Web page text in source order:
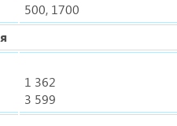
500, 1700
1 362
3 599